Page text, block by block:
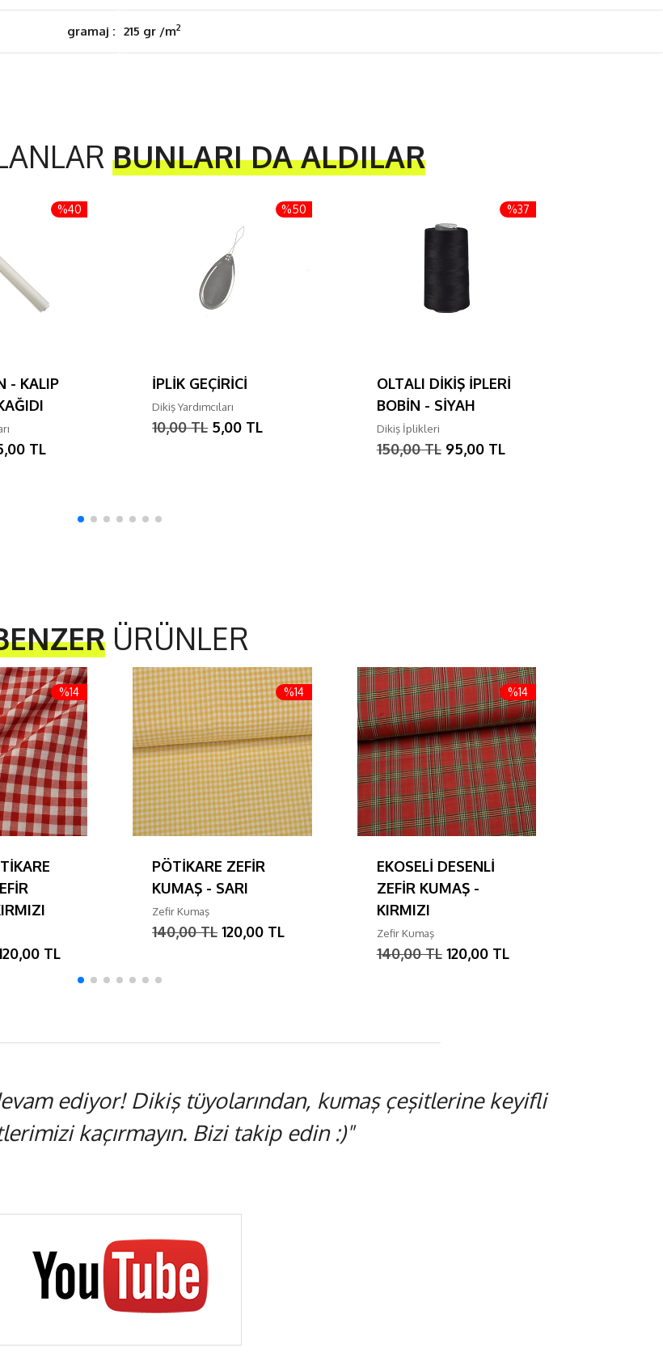
gramaj : 215 gr /m2
BUNLARI DA ALDILAR
%40
- KALIP
TL
%50
İPLİK GEÇİRİCİ
Dikiş Yardımcıları
10,00 TL 5,00 TL
%37
OLTALI DİKİŞ İPLERİ
BOBİN - SİYAH
Dikiş İplikleri
150,00 TL 95,00 TL
ÜRÜNLER
%14
TL
%14
PÖTİKARE ZEFİR
KUMAŞ - SARI
Zefir Kumaş
140,00 TL 120,00 TL
%14
EKOSELİ DESENLİ
ZEFİR KUMAŞ -
KIRMIZI
Zefir Kumaş
140,00 TL 120,00 TL
ediyor! Dikiş tüyolarından, kumaş çeşitlerine keyifli
kaçırmayın. Bizi takip edin :)"